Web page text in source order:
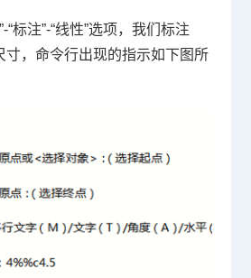
“标注”-“线性”选项，我们标注
寸，命令行出现的指示如下图所